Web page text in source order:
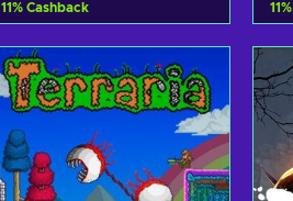
11% Cashback
Añadir al carrito
Ver ofertas
11%